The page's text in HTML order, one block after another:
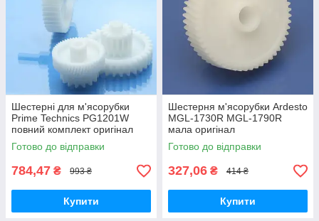
Шестерні для м'ясорубки
Prime Technics PG1201W
повний комплект оригінал
харчовий пластик
Готово до відправки
784,47 ₴ 993 ₴
Купити
Шестерня м'ясорубки Ardesto
MGL-1730R MGL-1790R
мала оригінал
Готово до відправки
327,06 ₴ 414 ₴
Купити